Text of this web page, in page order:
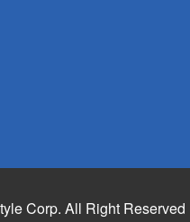
Corp. All Right Reserved